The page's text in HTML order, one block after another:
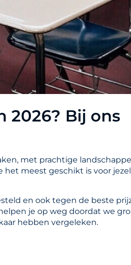
2026? Bij ons
met prachtige
het meest geschikt is voor
en ook tegen de beste
je op weg doordat we
hebben vergeleken.